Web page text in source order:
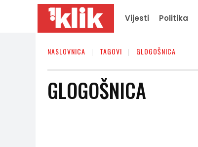
Vijesti Politika
NASLOVNICA TAGOVI GLOGOŠNICA
GLOGOŠNICA